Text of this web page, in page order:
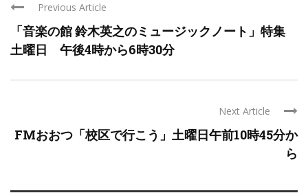
Previous Article
「音楽の館 鈴木英之のミュージックノート」特集
土曜日 午後4時から6時30分
Next Article
FMおおつ「校区で行こう」土曜日午前10時45分か
ら